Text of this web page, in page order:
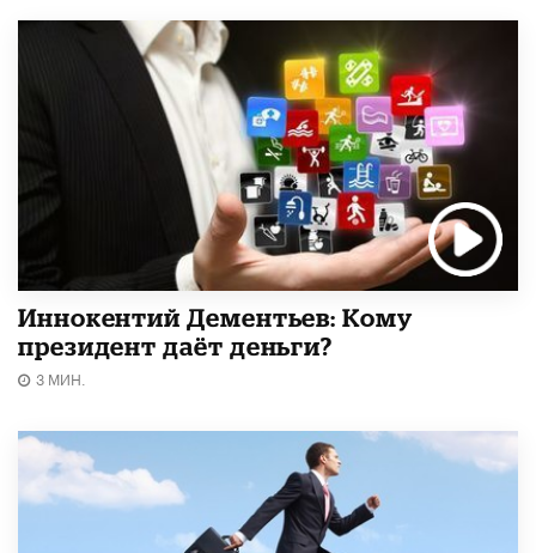
Иннокентий Дементьев: Кому
президент даёт деньги?
3 МИН.